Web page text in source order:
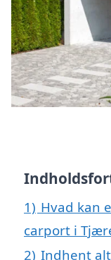
1) Hvad kan
carport i
2) Indhent